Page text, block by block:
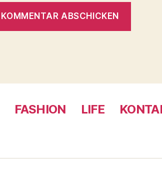
FASHION LIFE